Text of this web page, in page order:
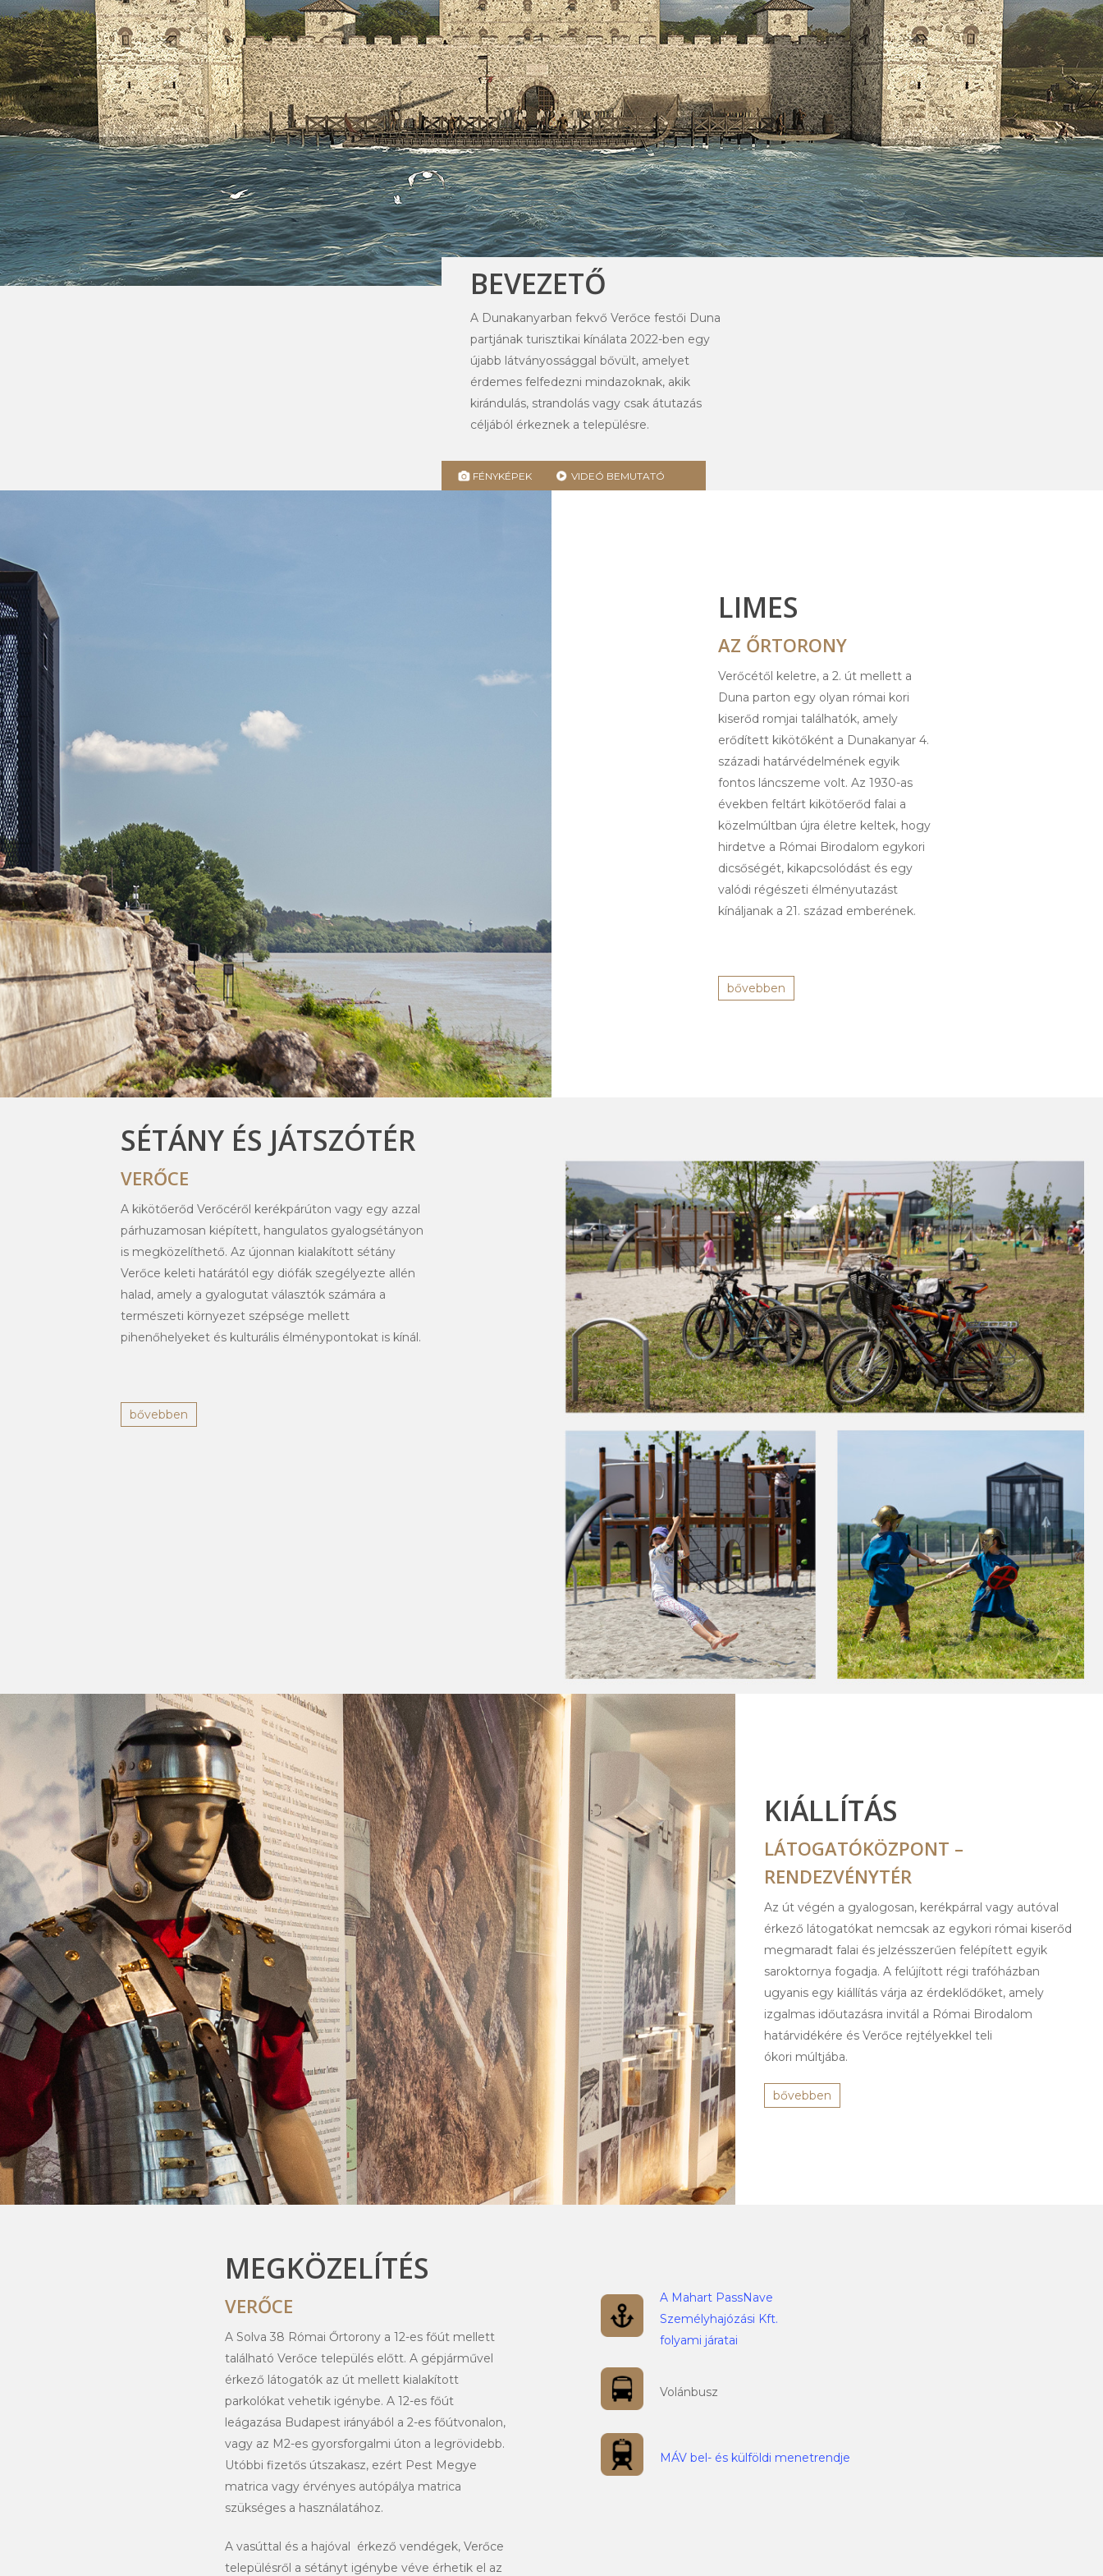
BEVEZETŐ
A Dunakanyarban fekvő Verőce festői Duna
partjának turisztikai kínálata 2022-ben egy
újabb látványossággal bővült, amelyet
érdemes felfedezni mindazoknak, akik
kirándulás, strandolás vagy csak átutazás
céljából érkeznek a településre.
FÉNYKÉPEK VIDEÓ BEMUTATÓ
LIMES
AZ ŐRTORONY
Verőcétől keletre, a 2. út mellett a
Duna parton egy olyan római kori
kiserőd romjai találhatók, amely
erődített kikötőként a Dunakanyar 4.
századi határvédelmének egyik
fontos láncszeme volt. Az 1930-as
években feltárt kikötőerőd falai a
közelmúltban újra életre keltek, hogy
hirdetve a Római Birodalom egykori
dicsőségét, kikapcsolódást és egy
valódi régészeti élményutazást
kínáljanak a 21. század emberének.
bővebben
SÉTÁNY ÉS JÁTSZÓTÉR
VERŐCE
A kikötőerőd Verőcéről kerékpárúton vagy egy azzal
párhuzamosan kiépített, hangulatos gyalogsétányon
is megközelíthető. Az újonnan kialakított sétány
Verőce keleti határától egy diófák szegélyezte allén
halad, amely a gyalogutat választók számára a
természeti környezet szépsége mellett
pihenőhelyeket és kulturális élménypontokat is kínál.
bővebben
KIÁLLÍTÁS
LÁTOGATÓKÖZPONT –
RENDEZVÉNYTÉR
Az út végén a gyalogosan, kerékpárral vagy autóval
érkező látogatókat nemcsak az egykori római kiserőd
megmaradt falai és jelzésszerűen felépített egyik
saroktornya fogadja. A felújított régi trafóházban
ugyanis egy kiállítás várja az érdeklődőket, amely
izgalmas időutazásra invitál a Római Birodalom
határvidékére és Verőce rejtélyekkel teli
ókori múltjába.
bővebben
MEGKÖZELÍTÉS
VERŐCE
A Solva 38 Római Őrtorony a 12-es főút mellett
található Verőce település előtt. A gépjárművel
érkező látogatók az út mellett kialakított
parkolókat vehetik igénybe. A 12-es főút
leágazása Budapest irányából a 2-es főútvonalon,
vagy az M2-es gyorsforgalmi úton a legrövidebb.
Utóbbi fizetős útszakasz, ezért Pest Megye
matrica vagy érvényes autópálya matrica
szükséges a használatához.
A vasúttal és a hajóval érkező vendégek, Verőce
településről a sétányt igénybe véve érhetik el az
A Mahart PassNave
Személyhajózási Kft.
folyami járatai
Volánbusz
MÁV bel- és külföldi menetrendje